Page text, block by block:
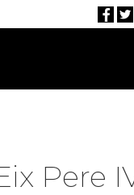
Pere